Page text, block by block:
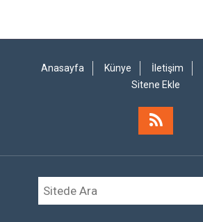
Anasayfa Künye İletişim
Sitene Ekle